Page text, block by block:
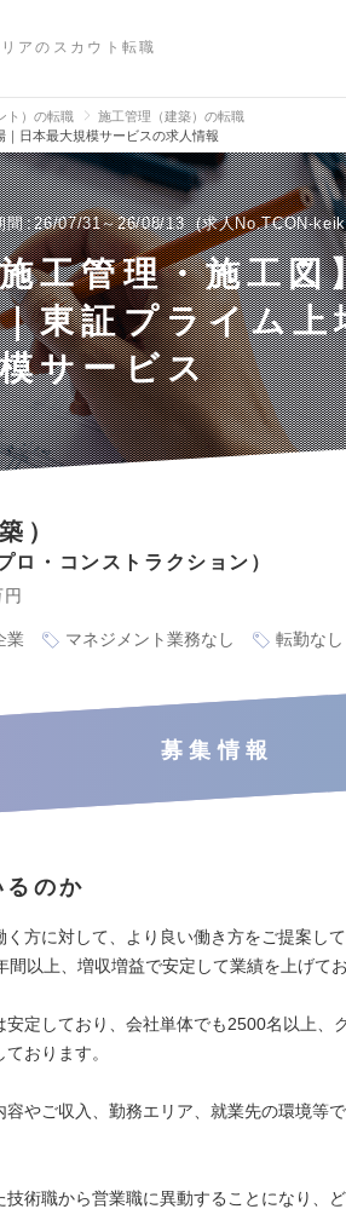
アのスカウト転職
ト）の転職
施工管理（建築）の転職
｜日本最大規模サービスの求人情報
間 26/07/31～26/08/13 求人No.TCON-
工管理・施工図
東証プライム上
サービス
）
ロ・コンストラクション
業 マネジメント業務なし 転勤なし
募集情報
のか
方に対して、より良い働き方をご提案して
間以上、増収増益で安定して業績を上げて
安定しており、会社単体でも2500名以上、
おります。
容やご収入、勤務エリア、就業先の環境等
技術職から営業職に異動することになり、